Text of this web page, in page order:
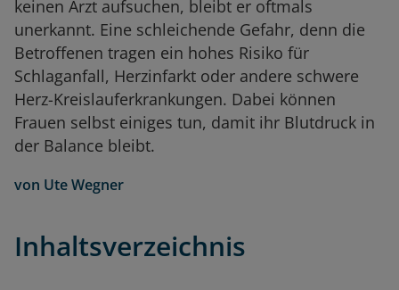
keinen Arzt aufsuchen, bleibt er oftmals
unerkannt. Eine schleichende Gefahr, denn die
Betroffenen tragen ein hohes Risiko für
Schlaganfall, Herzinfarkt oder andere schwere
Herz-Kreislauferkrankungen. Dabei können
Frauen selbst einiges tun, damit ihr Blutdruck in
der Balance bleibt.
von Ute Wegner
Inhaltsverzeichnis